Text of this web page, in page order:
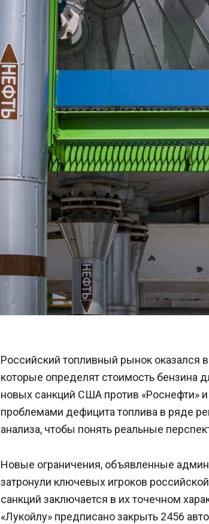
Российский топливный рынок оказался
которые определят стоимость бензина
новых санкций США против «Роснефти»
проблемами дефицита топлива в ряде
анализа, чтобы понять реальные
Новые ограничения, объявленные
затронули ключевых игроков
санкций заключается в их точечном
«Лукойлу» предписано закрыть 2456